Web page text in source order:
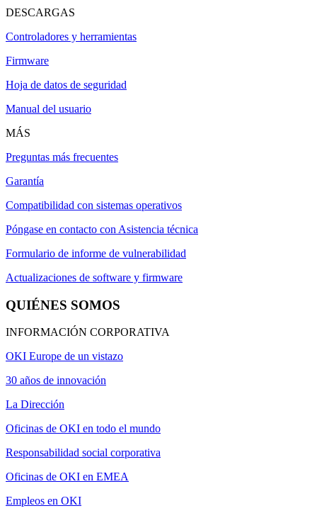
DESCARGAS
Controladores y herramientas
Firmware
Hoja de datos de seguridad
Manual del usuario
MÁS
Preguntas más frecuentes
Garantía
Compatibilidad con sistemas operativos
Póngase en contacto con Asistencia técnica
Formulario de informe de vulnerabilidad
Actualizaciones de software y firmware
QUIÉNES SOMOS
INFORMACIÓN CORPORATIVA
OKI Europe de un vistazo
30 años de innovación
La Dirección
Oficinas de OKI en todo el mundo
Responsabilidad social corporativa
Oficinas de OKI en EMEA
Empleos en OKI